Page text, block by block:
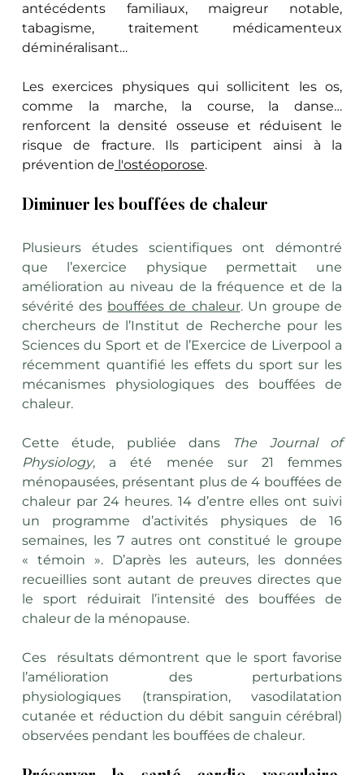
antécédents familiaux, maigreur notable,
tabagisme, traitement médicamenteux
déminéralisant…
Les exercices physiques qui sollicitent les os,
comme la marche, la course, la danse…
renforcent la densité osseuse et réduisent le
risque de fracture. Ils participent ainsi à la
prévention de l'ostéoporose.
Diminuer les bouffées de chaleur
Plusieurs études scientifiques ont démontré
que l’exercice physique permettait une
amélioration au niveau de la fréquence et de la
sévérité des bouffées de chaleur. Un groupe de
chercheurs de l’Institut de Recherche pour les
Sciences du Sport et de l’Exercice de Liverpool a
récemment quantifié les effets du sport sur les
mécanismes physiologiques des bouffées de
chaleur.
Cette étude, publiée dans The Journal of
Physiology, a été menée sur 21 femmes
ménopausées, présentant plus de 4 bouffées de
chaleur par 24 heures. 14 d’entre elles ont suivi
un programme d’activités physiques de 16
semaines, les 7 autres ont constitué le groupe
« témoin ». D’après les auteurs, les données
recueillies sont autant de preuves directes que
le sport réduirait l’intensité des bouffées de
chaleur de la ménopause.
Ces  résultats démontrent que le sport favorise
l’amélioration des perturbations
physiologiques (transpiration, vasodilatation
cutanée et réduction du débit sanguin cérébral)
observées pendant les bouffées de chaleur.